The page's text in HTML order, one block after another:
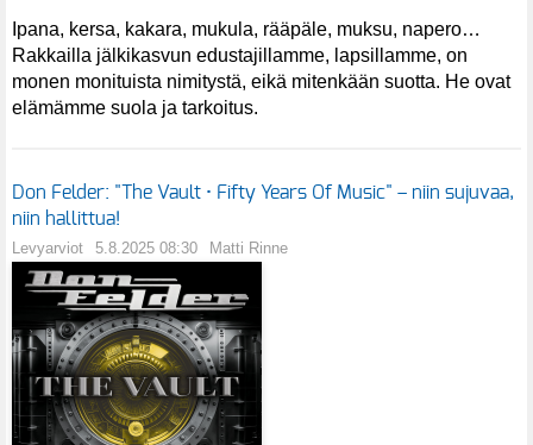
Ipana, kersa, kakara, mukula, rääpäle, muksu, napero…
Rakkailla jälkikasvun edustajillamme, lapsillamme, on
monen monituista nimitystä, eikä mitenkään suotta. He ovat
elämämme suola ja tarkoitus.
Don Felder: "The Vault • Fifty Years Of Music" – niin sujuvaa,
niin hallittua!
Levyarviot 5.8.2025 08:30 Matti Rinne